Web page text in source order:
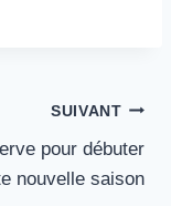
SUIVANT
pour débuter
nouvelle saison